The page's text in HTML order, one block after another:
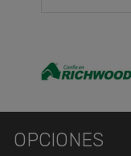
OPCIONES